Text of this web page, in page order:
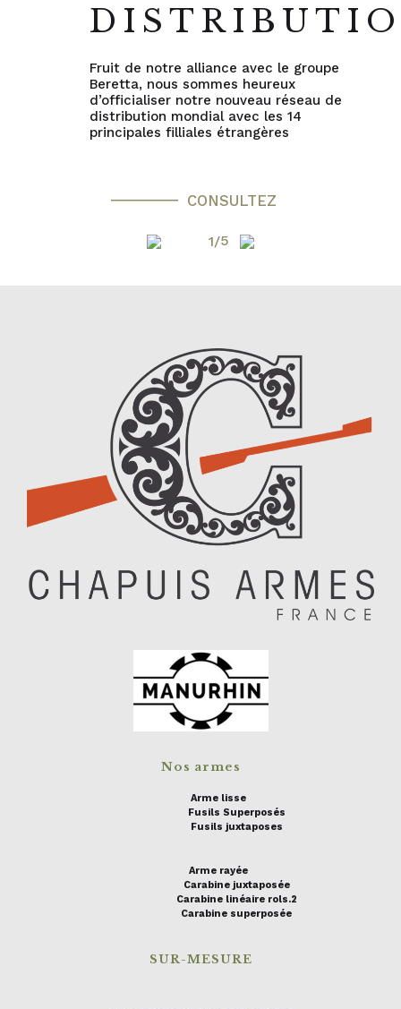
Fruit de notre alliance avec le groupe
Beretta, nous sommes heureux
d’officialiser notre nouveau réseau de
distribution mondial avec les 14
principales filliales étrangères
CONSULTEZ
Nos armes
Arme lisse
Fusils Superposés
Fusils juxtaposes
Arme rayée
Carabine juxtaposée
Carabine linéaire rols.2
Carabine superposée
SUR-MESURE